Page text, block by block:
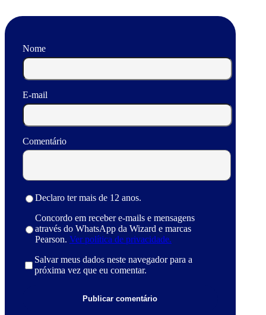
Nome
E-mail
Comentário
Declaro ter mais de 12 anos.
Concordo em receber e-mails e mensagens
através do WhatsApp da Wizard e marcas
Pearson. Ver política de privacidade.
Salvar meus dados neste navegador para a
próxima vez que eu comentar.